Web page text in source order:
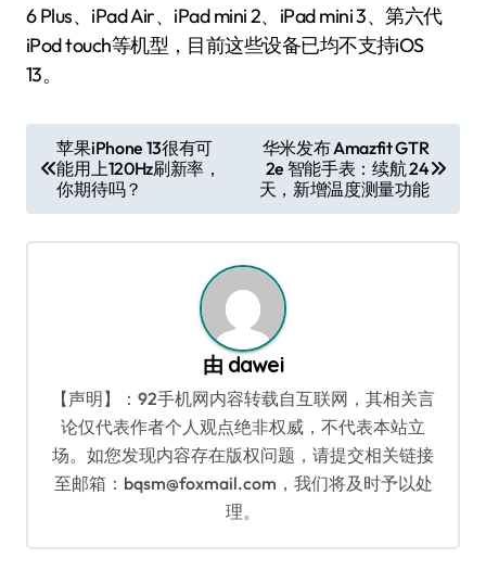
6 Plus、iPad Air、iPad mini 2、iPad mini 3、第六代
iPod touch等机型，目前这些设备已均不支持iOS
13。
章
导
航
苹果iPhone 13很有可
能用上120Hz刷新率，
你期待吗？
华米发布 Amazfit GTR
2e 智能手表：续航 24
天，新增温度测量功能
由 dawei
【声明】：92手机网内容转载自互联网，其相关言
论仅代表作者个人观点绝非权威，不代表本站立
场。如您发现内容存在版权问题，请提交相关链接
至邮箱：bqsm@foxmail.com，我们将及时予以处
理。